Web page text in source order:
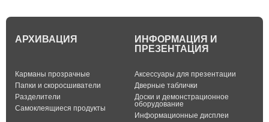
АРХИВАЦИЯ
Карманы прозрачные
Папки и скоросшиватели
Разделители
Самоклеящиеся продукты
ИНФОРМАЦИЯ И
ПРЕЗЕНТАЦИЯ
Аксессуары для презентации
Дверные таблички
Доски и демонстрационное
оборудование
Информационные дисплеи